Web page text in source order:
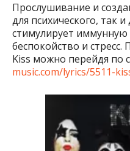
Прослушивание и
для психического, так
стимулирует иммунную
беспокойство и
Kiss можно перейдя по
music.com/lyrics/5511-